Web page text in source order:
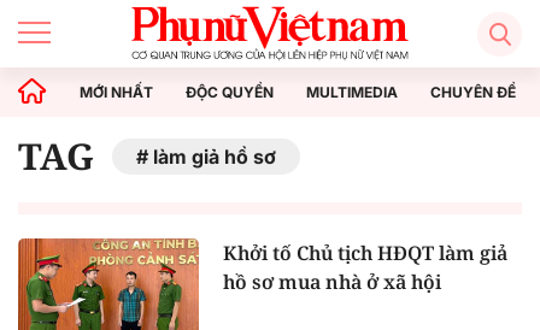
MỚI NHẤT ĐỘC QUYỀN MULTIMEDIA CHUYÊN ĐỀ
TAG làm giả hồ sơ
Khởi tố Chủ tịch HĐQT làm giả
hồ sơ mua nhà ở xã hội